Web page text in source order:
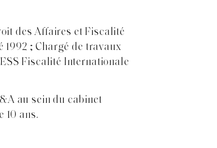
des Affaires et Fiscalité
1992 ; Chargé de travaux
Fiscalité Internationale
au sein du cabinet
10 ans.